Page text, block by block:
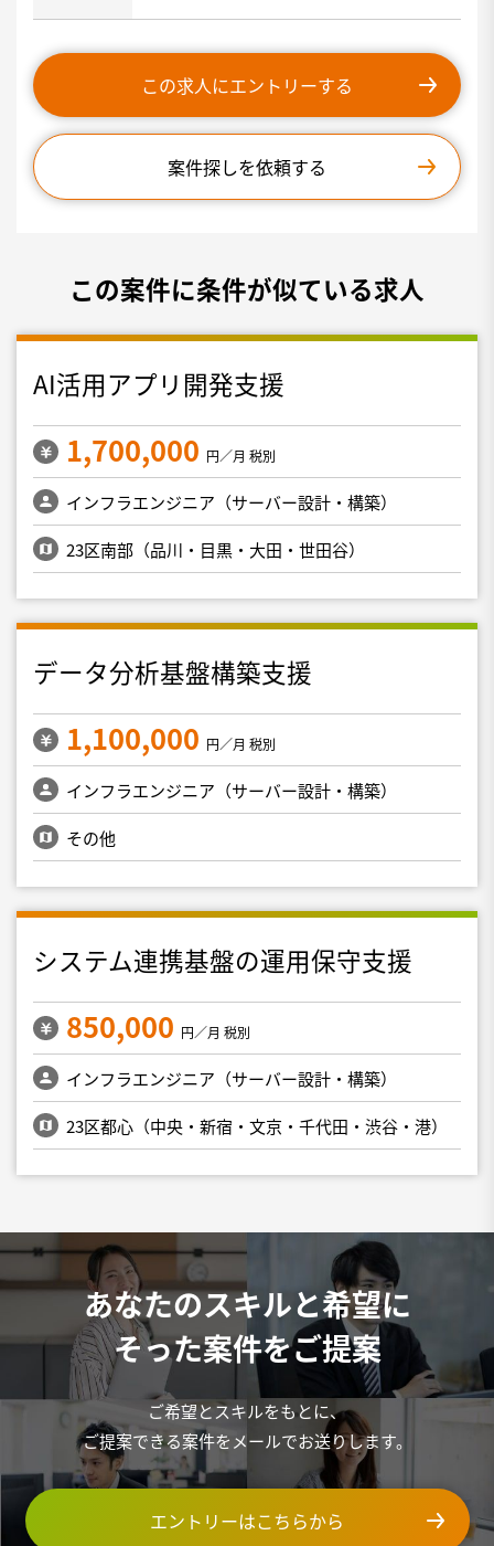
この求人にエントリーする
案件探しを依頼する
この案件に条件が似ている求人
AI活用アプリ開発支援
1,700,000 円／月 税別
インフラエンジニア（サーバー設計・構築）
23区南部（品川・目黒・大田・世田谷）
データ分析基盤構築支援
1,100,000 円／月 税別
インフラエンジニア（サーバー設計・構築）
その他
システム連携基盤の運用保守支援
850,000 円／月 税別
インフラエンジニア（サーバー設計・構築）
23区都心（中央・新宿・文京・千代田・渋谷・港）
あなたのスキルと希望に
そった案件をご提案
ご希望とスキルをもとに、
ご提案できる案件をメールでお送りします。
エントリーはこちらから